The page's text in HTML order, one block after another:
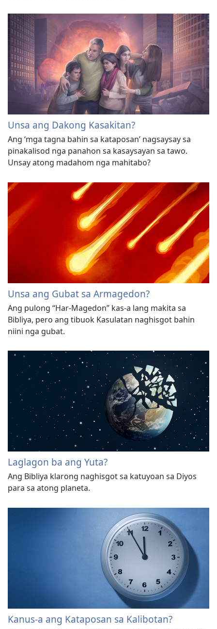
Unsa ang Dakong Kasakitan?
Ang ‘mga tagna bahin sa kataposan’ nagsaysay sa
pinakalisod nga panahon sa kasaysayan sa tawo.
Unsay atong madahom nga mahitabo?
Unsa ang Gubat sa Armagedon?
Ang pulong “Har-Magedon” kas-a lang makita sa
Bibliya, pero ang tibuok Kasulatan naghisgot bahin
niini nga gubat.
Laglagon ba ang Yuta?
Ang Bibliya klarong naghisgot sa katuyoan sa Diyos
para sa atong planeta.
Kanus-a ang Kataposan sa Kalibotan?